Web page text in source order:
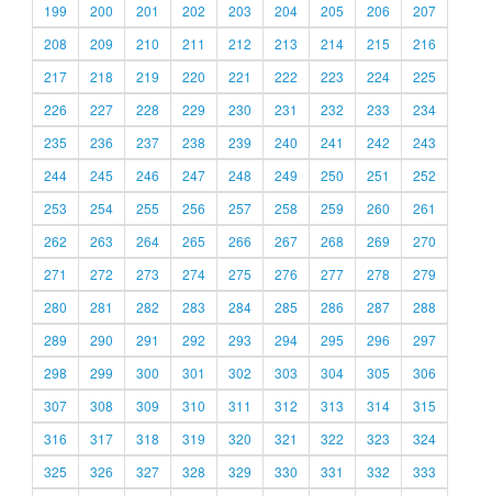
199
200 201 202 203 204 205 206
207
208
209 210 211 212 213 214 215
216
217
218 219 220 221 222 223 224
225
226
227 228 229 230 231 232 233
234
235
236 237 238 239 240 241 242
243
244
245 246 247 248 249 250 251
252
253
254 255 256 257 258 259 260
261
262
263 264 265 266 267 268 269
270
271
272 273 274 275 276 277 278
279
280
281 282 283 284 285 286 287
288
289
290 291 292 293 294 295 296
297
298
299 300 301 302 303 304 305
306
307
308 309 310 311 312 313 314
315
316
317 318 319 320 321 322 323
324
325
326 327 328 329 330 331 332
333